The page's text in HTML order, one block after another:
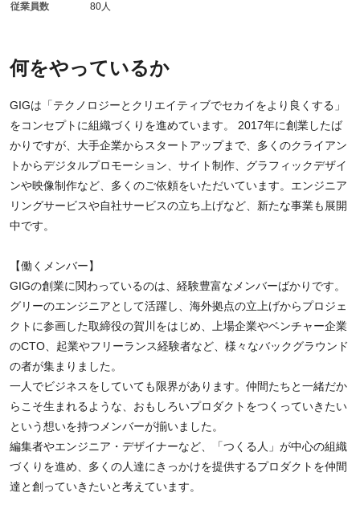
何をやっているか
GIGは「テクノロジーとクリエイティブでセカイをより良くする」
をコンセプトに組織づくりを進めています。 2017年に創業したば
かりですが、大手企業からスタートアップまで、多くのクライアン
トからデジタルプロモーション、サイト制作、グラフィックデザイ
ンや映像制作など、多くのご依頼をいただいています。エンジニア
リングサービスや自社サービスの立ち上げなど、新たな事業も展開
中です。
【働くメンバー】
GIGの創業に関わっているのは、経験豊富なメンバーばかりです。
グリーのエンジニアとして活躍し、海外拠点の立上げからプロジェ
クトに参画した取締役の賀川をはじめ、上場企業やベンチャー企業
のCTO、起業やフリーランス経験者など、様々なバックグラウンド
の者が集まりました。
一人でビジネスをしていても限界があります。仲間たちと一緒だか
らこそ生まれるような、おもしろいプロダクトをつくっていきたい
という想いを持つメンバーが揃いました。
編集者やエンジニア・デザイナーなど、「つくる人」が中心の組織
づくりを進め、多くの人達にきっかけを提供するプロダクトを仲間
達と創っていきたいと考えています。
従業員数 80人